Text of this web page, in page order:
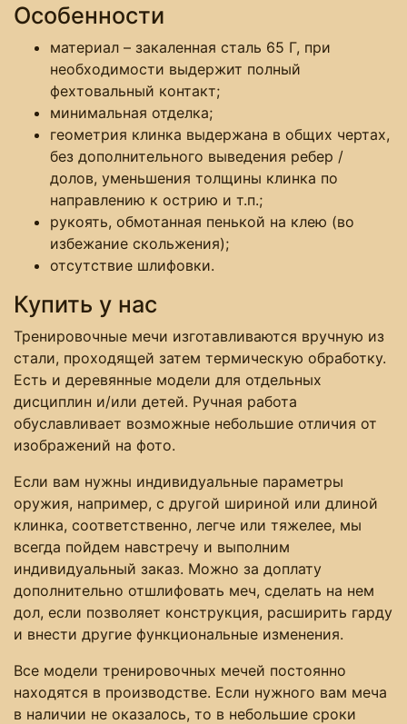
Особенности
материал – закаленная сталь 65 Г, при
необходимости выдержит полный
фехтовальный контакт;
минимальная отделка;
геометрия клинка выдержана в общих чертах,
без дополнительного выведения ребер /
долов, уменьшения толщины клинка по
направлению к острию и т.п.;
рукоять, обмотанная пенькой на клею (во
избежание скольжения);
отсутствие шлифовки.
Купить у нас
Тренировочные мечи изготавливаются вручную из
стали, проходящей затем термическую обработку.
Есть и деревянные модели для отдельных
дисциплин и/или детей. Ручная работа
обуславливает возможные небольшие отличия от
изображений на фото.
Если вам нужны индивидуальные параметры
оружия, например, с другой шириной или длиной
клинка, соответственно, легче или тяжелее, мы
всегда пойдем навстречу и выполним
индивидуальный заказ. Можно за доплату
дополнительно отшлифовать меч, сделать на нем
дол, если позволяет конструкция, расширить гарду
и внести другие функциональные изменения.
Все модели тренировочных мечей постоянно
находятся в производстве. Если нужного вам меча
в наличии не оказалось, то в небольшие сроки